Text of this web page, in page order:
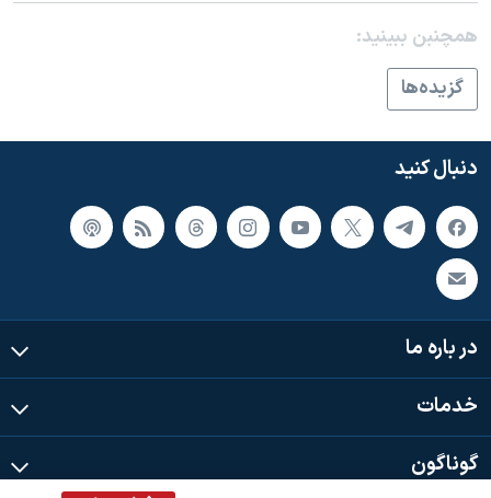
همچنبن ببینید:
گزيده‌ها
دنبال کنید
در باره ما
خدمات
گوناگون